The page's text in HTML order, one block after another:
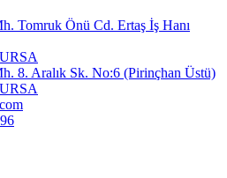
Tomruk Önü Cd. Ertaş İş Hanı
8. Aralık Sk. No:6 (Pirinçhan Üstü)